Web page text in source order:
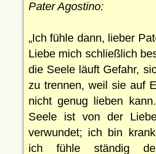
Pater Agostino:
Ich fühle dann, lieber
Liebe mich schließlich
die Seele läuft Gefahr,
zu trennen, weil sie auf
nicht genug lieben
Seele ist von der
verwundet; ich bin
ich fühle ständig